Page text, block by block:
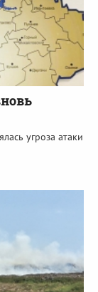
угроза атаки